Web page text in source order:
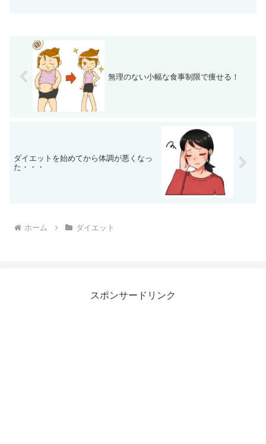
無理のない小幅な食事制限で痩せる！
ダイエットを始めてから体調が悪くなっ
た・・・
ホーム ダイエット
スポンサードリンク